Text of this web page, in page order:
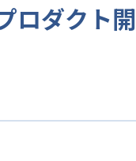
ロダクト開